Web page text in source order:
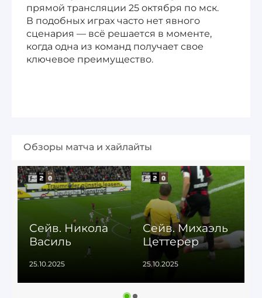
прямой трансляции 25 октября по мск.
В подобных играх часто нет явного
сценария — всё решается в моменте,
когда одна из команд получает свое
ключевое преимущество.
Обзоры матча и хайлайты
Сейв. Никола
Василь
25.10.2025
Сейв. Михаэль
Цеттерер
25.10.2025